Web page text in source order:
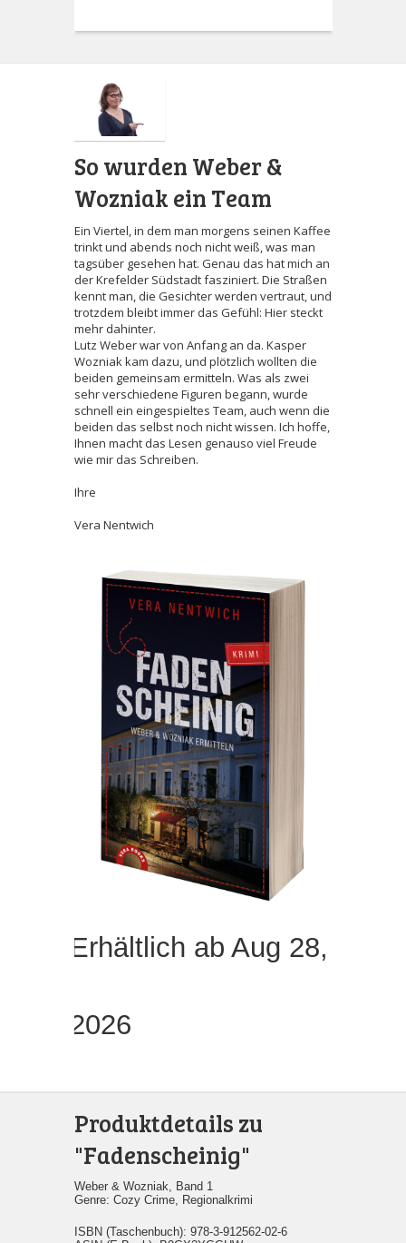
So wurden Weber &
Wozniak ein Team
Ein Viertel, in dem man morgens seinen Kaffee
trinkt und abends noch nicht weiß, was man
tagsüber gesehen hat. Genau das hat mich an
der Krefelder Südstadt fasziniert. Die Straßen
kennt man, die Gesichter werden vertraut, und
trotzdem bleibt immer das Gefühl: Hier steckt
mehr dahinter.
Lutz Weber war von Anfang an da. Kasper
Wozniak kam dazu, und plötzlich wollten die
beiden gemeinsam ermitteln. Was als zwei
sehr verschiedene Figuren begann, wurde
schnell ein eingespieltes Team, auch wenn die
beiden das selbst noch nicht wissen. Ich hoffe,
Ihnen macht das Lesen genauso viel Freude
wie mir das Schreiben.
Ihre
Vera Nentwich
Erhältlich ab Aug 28,
2026
Produktdetails zu
"Fadenscheinig"
Weber & Wozniak, Band 1
Genre: Cozy Crime, Regionalkrimi
ISBN (Taschenbuch): 978-3-912562-02-6